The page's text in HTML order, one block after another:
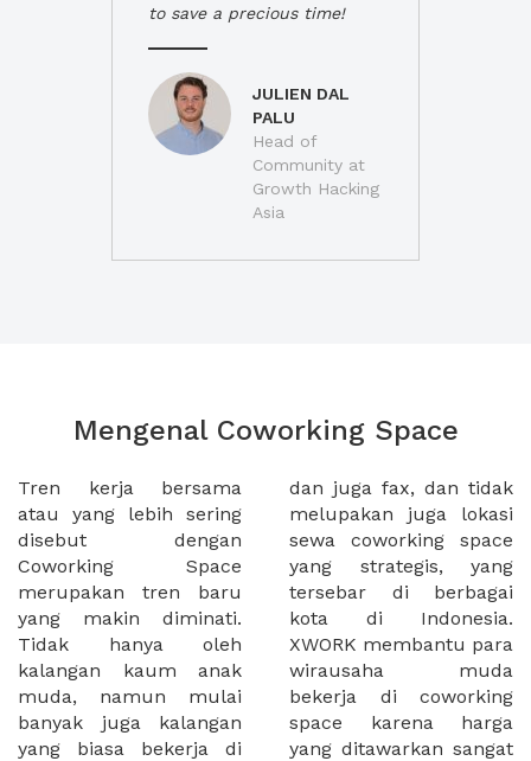
to save a precious time!
JULIEN DAL
PALU
Head of
Community at
Growth Hacking
Asia
Mengenal Coworking Space
Tren kerja bersama
atau yang lebih sering
disebut dengan
Coworking Space
merupakan tren baru
yang makin diminati.
Tidak hanya oleh
kalangan kaum anak
muda, namun mulai
banyak juga kalangan
yang biasa bekerja di
dan juga fax, dan tidak
melupakan juga lokasi
sewa coworking space
yang strategis, yang
tersebar di berbagai
kota di Indonesia.
XWORK membantu para
wirausaha muda
bekerja di coworking
space karena harga
yang ditawarkan sangat